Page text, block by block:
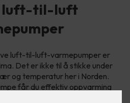
luft-til-luft
luft-til-luft-varmepumper er
Det er ikke til å stikke under
og temperatur her i Norden.
får du effektiv oppvarming
sommeren!